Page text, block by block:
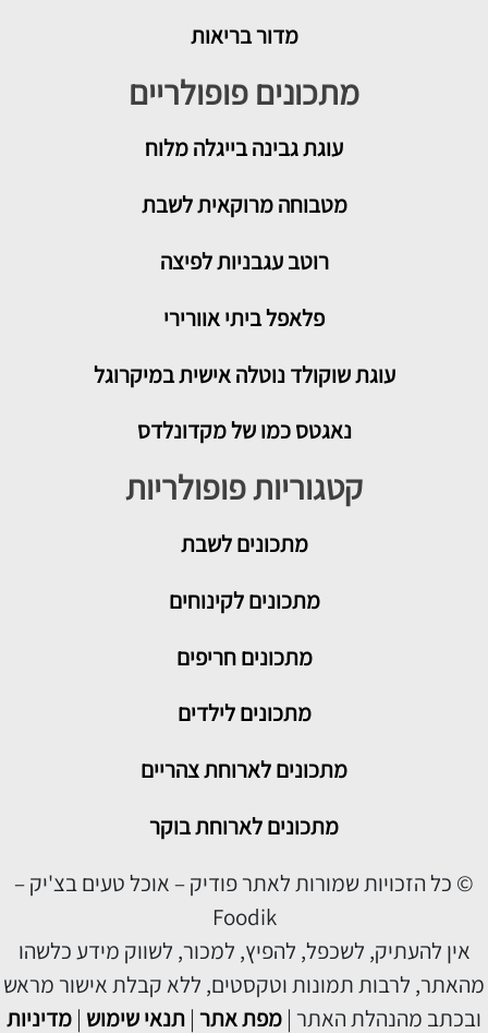
מדור בריאות
מתכונים פופולריים
עוגת גבינה בייגלה מלוח
מטבוחה מרוקאית לשבת
רוטב עגבניות לפיצה
פלאפל ביתי אוורירי
עוגת שוקולד נוטלה אישית במיקרוגל
נאגטס כמו של מקדונלדס
קטגוריות פופולריות
מתכוניםלשבת
מתכונים לקינוחים
מתכונים חריפים
מתכונים לילדים
מתכונים לארוחת צהריים
מתכונים לארוחת בוקר
© כל הזכויות שמורות לאתר פודיק – אוכל טעים בצ'יק –
Foodik
אין להעתיק, לשכפל, להפיץ, למכור, לשווק מידע כלשהו
מהאתר, לרבות תמונות וטקסטים, ללא קבלת אישור מראש
ובכתב מהנהלת האתר | מפת אתר | תנאי שימוש | מדיניות